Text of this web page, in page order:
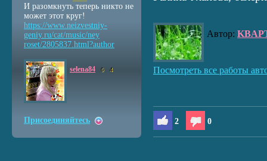
Автор:
Посмотреть все работы
2 0
И разомкнуть теперь никто не
может этот круг!
https://www.neizvestniy-
geniy.ru/cat/music/ney
roset/2805837.html?author
selena84 6 4
Присоединяйтесь